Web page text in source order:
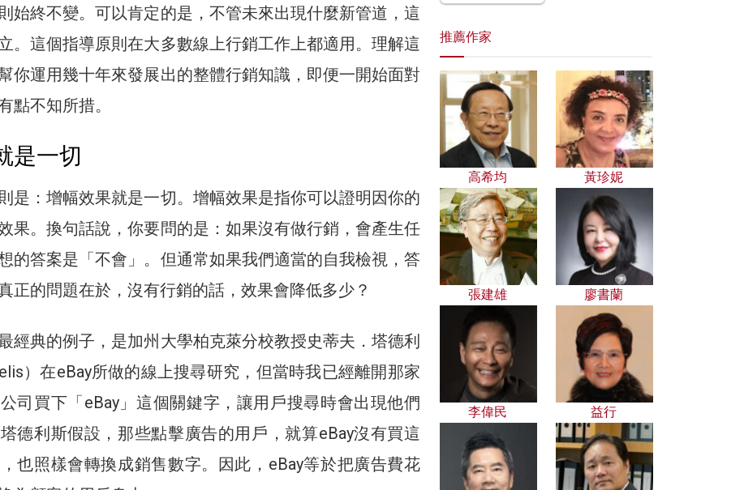
始終不變。可以肯定的是，不管未來出現什麼新管道，這
。這個指導原則在大多數線上行銷工作上都適用。理解這
你運用幾十年來發展出的整體行銷知識，即便一開始面對
點不知所措。
是一切
是：增幅效果就是一切。增幅效果是指你可以證明因你的
果。換句話說，你要問的是：如果沒有做行銷，會產生任
的答案是「不會」。但通常如果我們適當的自我檢視，答
正的問題在於，沒有行銷的話，效果會降低多少？
經典的例子，是加州大學柏克萊分校教授史蒂夫．塔德利
）在eBay所做的線上搜尋研究，但當時我已經離開那家
司買下「eBay」這個關鍵字，讓用戶搜尋時會出現他們
德利斯假設，那些點擊廣告的用戶，就算eBay沒有買這
也照樣會轉換成銷售數字。因此，eBay等於把廣告費花
推薦作家
高希均 黃珍妮
張建雄 廖書蘭
李偉民 益行